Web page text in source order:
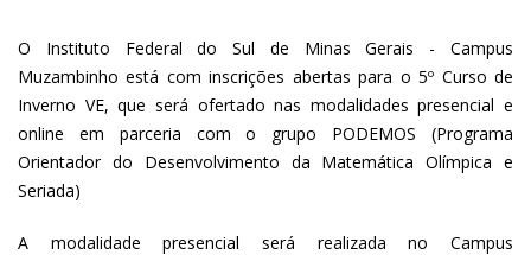
O Instituto Federal do Sul de Minas Gerais - Campus
Muzambinho está com inscrições abertas para o 5º Curso de
Inverno VE, que será ofertado nas modalidades presencial e
online em parceria com o grupo PODEMOS (Programa
Orientador do Desenvolvimento da Matemática Olímpica e
Seriada)
A modalidade presencial será realizada no Campus